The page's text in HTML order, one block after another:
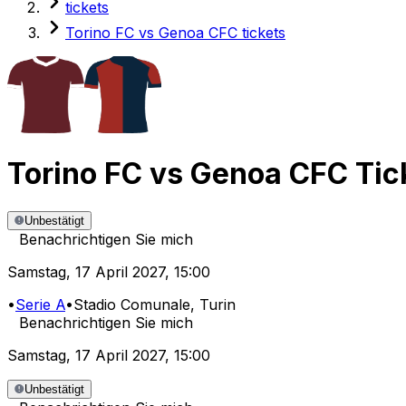
tickets
Torino FC vs Genoa CFC tickets
Torino FC vs Genoa CFC
Unbestätigt
Benachrichtigen Sie mich
Samstag, 17 April 2027, 15:00
•Serie A•Stadio Comunale, Turin
Benachrichtigen Sie mich
Samstag, 17 April 2027, 15:00
Unbestätigt